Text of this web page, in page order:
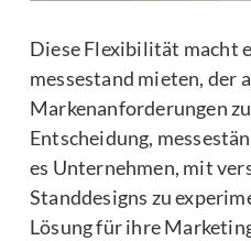
Diese Flexibilität macht
messestand mieten, der
Markenanforderungen
Entscheidung,
es Unternehmen, mit
Standdesigns zu
Lösung für ihre